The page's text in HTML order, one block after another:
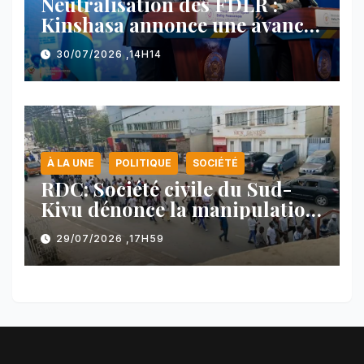
Kinshasa annonce une avancée
majeure et maintient sa ligne
face au Rwanda
30/07/2026 ,14H14
À LA UNE POLITIQUE SOCIÉTÉ
RDC: Société civile du Sud-
Kivu dénonce la manipulation
des manifestations par
l’AFC/M23
29/07/2026 ,17H59